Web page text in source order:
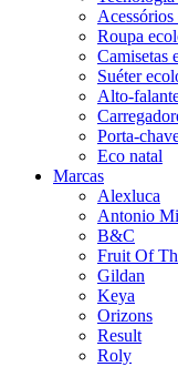
Roupa
Camisetas
Suéter
Alto-
Porta-
Eco natal
Marcas
Alexluca
Antonio
B&C
Fruit Of
Gildan
Keya
Orizons
Result
Roly